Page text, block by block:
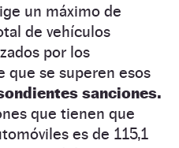
un máximo de
de vehículos
por los
que se superen esos
sanciones.
que tienen que
es de 115,1